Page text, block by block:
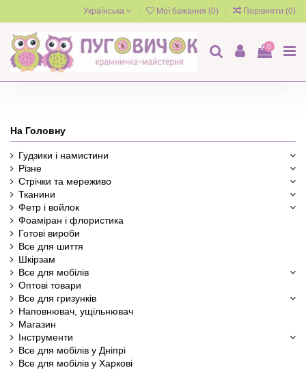
Українська Мої бажання (0) Порівняти (0)
0
На Головну
Гудзики і намистини
Різне
Стрічки та мереживо
Тканини
Фетр і войлок
Фоаміран і флористика
Готові вироби
Все для шиття
Шкірзам
Все для мобілів
Оптові товари
Все для гризунків
Наповнювач, ущільнювач
Магазин
Інструменти
Все для мобілів у Дніпрі
Все для мобілів у Харкові